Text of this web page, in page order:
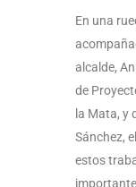
En una
alcalde,
de
la Mata, y
Sánchez,
estos